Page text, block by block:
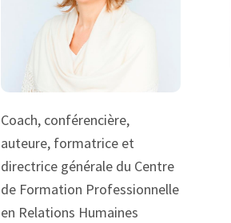
Coach, conférencière,
auteure, formatrice et
directrice générale du Centre
de Formation Professionnelle
en Relations Humaines